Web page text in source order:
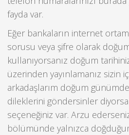
fayda var.
Eğer bankaların internet
sorusu veya şifre olarak
kullanıyorsanız doğum
üzerinden yayınlamanız sizin
arkadaşlarım doğum
dileklerini göndersinler
seçeneğiniz var. Arzu
bölümünde yalnızca